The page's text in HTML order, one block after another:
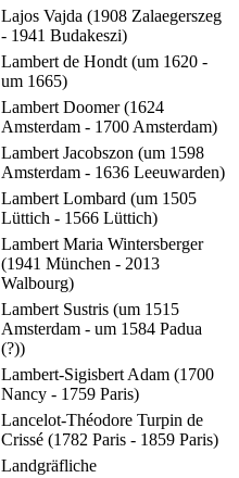
Lajos Vajda (1908 Zalaegerszeg
- 1941 Budakeszi)
Lambert de Hondt (um 1620 -
um 1665)
Lambert Doomer (1624
Amsterdam - 1700 Amsterdam)
Lambert Jacobszon (um 1598
Amsterdam - 1636 Leeuwarden)
Lambert Lombard (um 1505
Lüttich - 1566 Lüttich)
Lambert Maria Wintersberger
(1941 München - 2013
Walbourg)
Lambert Sustris (um 1515
Amsterdam - um 1584 Padua
(?))
Lambert-Sigisbert Adam (1700
Nancy - 1759 Paris)
Lancelot-Théodore Turpin de
Crissé (1782 Paris - 1859 Paris)
Landgräfliche